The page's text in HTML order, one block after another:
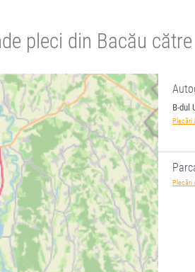
pleci din Bacău
B-dul
Plecări
Plecări